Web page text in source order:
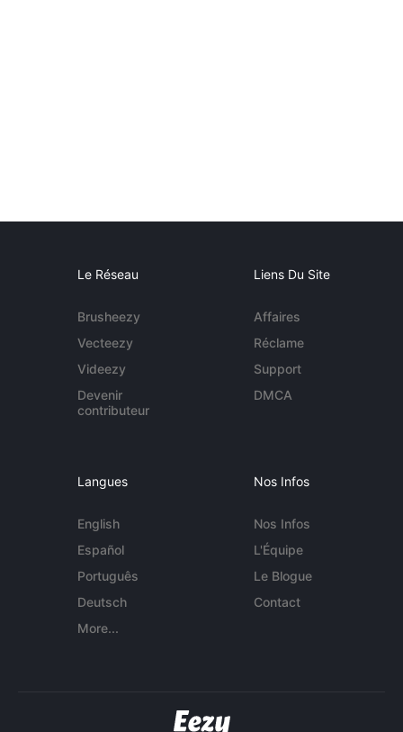
Le Réseau
Brusheezy
Vecteezy
Videezy
Devenir
contributeur
Liens Du Site
Affaires
Réclame
Support
DMCA
Langues
English
Español
Português
Deutsch
More...
Nos Infos
Nos Infos
L'Équipe
Le Blogue
Contact